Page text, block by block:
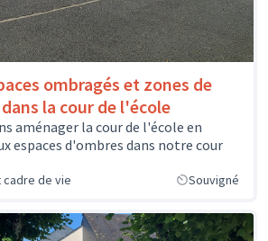
ombragés et zones de
la cour de l'école
aménager la cour de l'école en
espaces d'ombres dans notre cour
cadre de vie Souvigné